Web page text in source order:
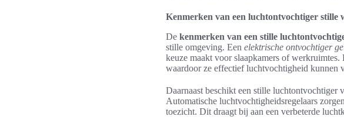
Kenmerken van een luchtontvochtiger stille
De kenmerken van een stille
stille omgeving. Een elektrische ontvochtiger
keuze maakt voor slaapkamers of werkruimtes.
waardoor ze effectief luchtvochtigheid kunnen
Daarnaast beschikt een stille luchtontvochtiger
Automatische luchtvochtigheidsregelaars
toezicht. Dit draagt bij aan een verbeterde